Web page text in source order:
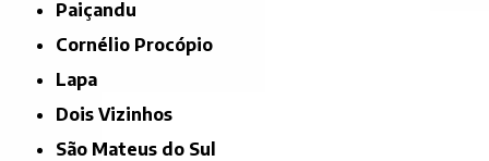
Paiçandu
Cornélio Procópio
Lapa
Dois Vizinhos
São Mateus do Sul